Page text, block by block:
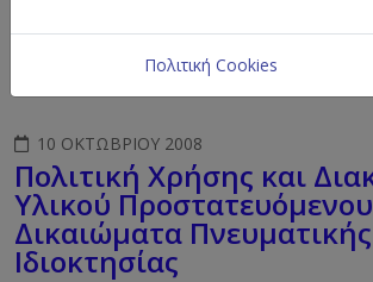
characterization of all types of polymers,
ΕΜΦΑΝΊΣΕΙΣ: 16682
10 ΟΚΤΩΒΡΊΟΥ 2008
Πολιτική Χρήσης και
Υλικού
Δικαιώματα Πνευματικής
Ιδιοκτησίας
Πολιτική Cookies